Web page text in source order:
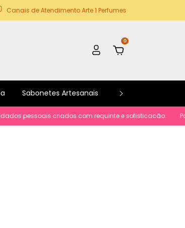
Canais de Atendimento Arte 1 Perfumes
0
Sabonetes Artesanais Kits e Promoções
pessoais criados com requinte e sofisticacão.